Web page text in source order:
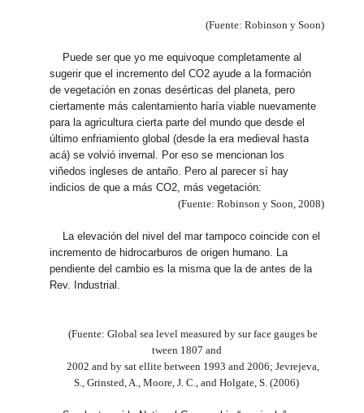
(Fuente: Robinson y Soon)
Puede ser que yo me equivoque completamente al
sugerir que el incremento del CO2 ayude a la formación
de vegetación en zonas desérticas del planeta, pero
ciertamente más calentamiento haría viable nuevamente
para la agricultura cierta parte del mundo que desde el
último enfriamiento global (desde la era medieval hasta
acá) se volvió invernal. Por eso se mencionan los
viñedos ingleses de antaño. Pero al parecer sí hay
indicios de que a más CO2, más vegetación:
(Fuente: Robinson y Soon, 2008)
La elevación del nivel del mar tampoco coincide con el
incremento de hidrocarburos de origen humano. La
pendiente del cambio es la misma que la de antes de la
Rev. Industrial.
(Fuente: Global sea level measured by sur face gauges be
tween 1807 and
2002 and by sat ellite between 1993 and 2006; Jevrejeva,
S., Grinsted, A., Moore, J. C., and Holgate, S. (2006)